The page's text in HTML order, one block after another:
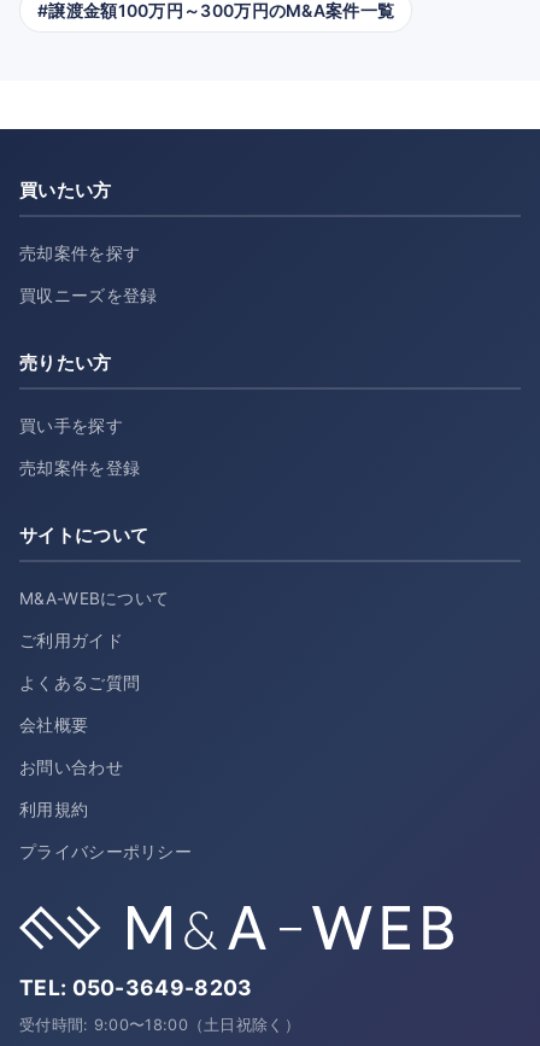
#譲渡金額100万円～300万円のM&A案件一覧
買いたい方
売却案件を探す
買収ニーズを登録
売りたい方
買い手を探す
売却案件を登録
サイトについて
M&A-WEBについて
ご利用ガイド
よくあるご質問
会社概要
お問い合わせ
利用規約
プライバシーポリシー
TEL: 050-3649-8203
受付時間: 9:00〜18:00（土日祝除く）